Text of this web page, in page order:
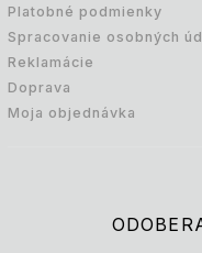
Platobné podmienky
Spracovanie osobných
Reklamácie
Doprava
Moja objednávka